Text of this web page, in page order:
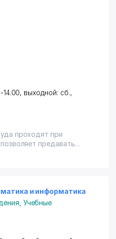
выходной: сб.,
проходят при
предавать
о наличии спора
является
разрешения
и быстроту
позволяя спорящим
и информатика
Учебные